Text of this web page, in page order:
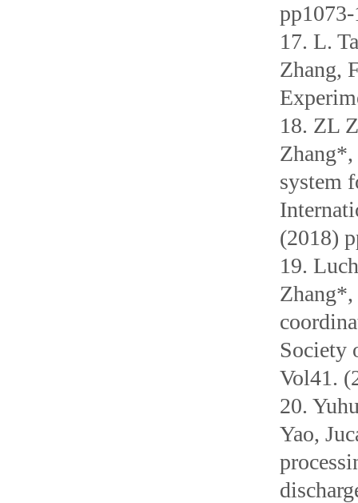
17. L.
Zhang,
18. ZL
system
(2018)
19.
Zhang*,
Society
Vol41.
20.
Yao,